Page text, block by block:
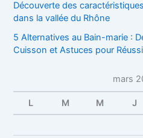
Découverte des
dans la vallée du Rhône
5 Alternatives au Bain-marie :
Cuisson et Astuces pour
mars
L M M J